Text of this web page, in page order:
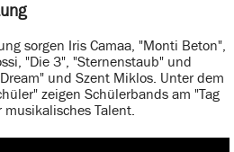
sorgen Iris Camaa, "Monti Beton",
"Die 3", "Sternenstaub" und
und Szent Miklos. Unter dem
zeigen Schülerbands am "Tag
Talent.